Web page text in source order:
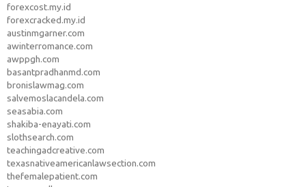
forexcost.my.id
forexcracked.my.id
austinmgarner.com
awinterromance.com
awppgh.com
basantpradhanmd.com
bronislawmag.com
salvemoslacandela.com
seasabia.com
shakiba-enayati.com
slothsearch.com
teachingadcreative.com
texasnativeamericanlawsection.com
thefemalepatient.com